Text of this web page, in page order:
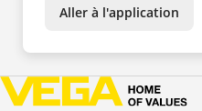
Aller à l'application